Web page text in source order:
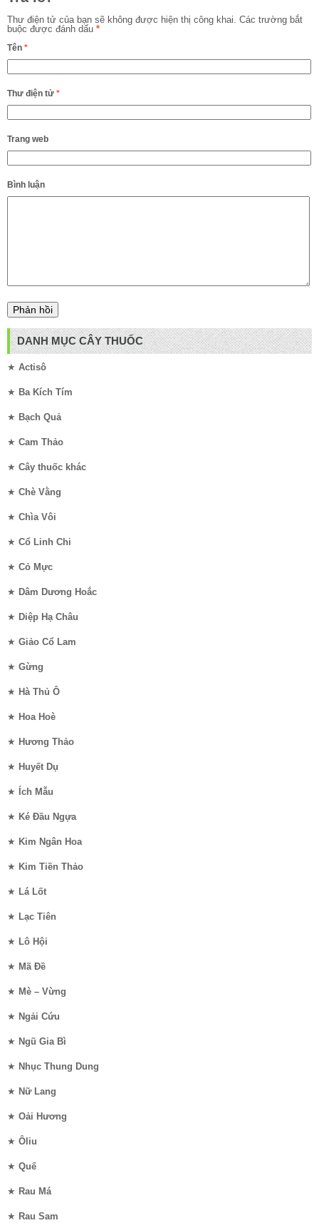
Thư điện tử của bạn sẽ không được hiện thị công khai. Các trường bắt
buộc được đánh dấu *
Tên *
Thư điện tử *
Trang web
Bình luận
DANH MỤC CÂY THUỐC
★ Actisô
★ Ba Kích Tím
★ Bạch Quả
★ Cam Thảo
★ Cây thuốc khác
★ Chè Vằng
★ Chìa Vôi
★ Cổ Linh Chi
★ Cỏ Mực
★ Dâm Dương Hoắc
★ Diệp Hạ Châu
★ Giảo Cổ Lam
★ Gừng
★ Hà Thủ Ô
★ Hoa Hoè
★ Hương Thảo
★ Huyết Dụ
★ Ích Mẫu
★ Ké Đầu Ngựa
★ Kim Ngân Hoa
★ Kim Tiền Thảo
★ Lá Lốt
★ Lạc Tiên
★ Lô Hội
★ Mã Đề
★ Mè – Vừng
★ Ngải Cứu
★ Ngũ Gia Bì
★ Nhục Thung Dung
★ Nữ Lang
★ Oải Hương
★ Ôliu
★ Quế
★ Rau Má
★ Rau Sam